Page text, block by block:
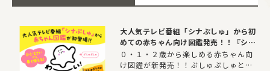
大人気テレビ番組「シナぷしゅ」から初
めての赤ちゃん向け図鑑発売！！『シナ
ぷしゅはじめてずかん』
０・１・２歳から楽しめる赤ちゃん向
け図鑑が新発売！！ぷしゅぷしゅとい